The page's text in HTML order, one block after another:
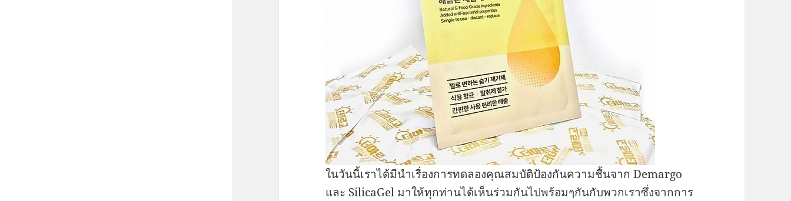
ในวันนี้เราได้มีนำเรื่องการทดลองคุณสมบัติป้องกันความชื้นจาก Demargo
และ SilicaGel มาให้ทุกท่านได้เห็นร่วมกันไปพร้อมๆกันกับพวกเราซึ่งจากการ